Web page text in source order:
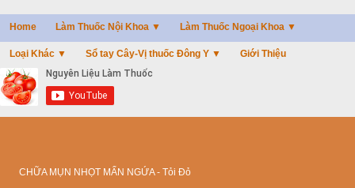
Home Làm Thuốc Nội Khoa ▼ Làm Thuốc Ngoại Khoa ▼
Loại Khác ▼ Sổ tay Cây-Vị thuốc Đông Y ▼ Giới Thiệu
CHỮA MỤN NHỌT MẨN NGỨA - Tỏi Đỏ